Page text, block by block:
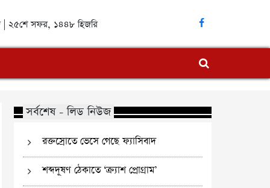
| ২৫শে সফর, ১৪৪৮ হিজরি
সর্বশেষ - লিড নিউজ
রক্তস্রোতে ভেসে গেছে ফ্যাসিবাদ
শব্দদূষণ ঠেকাতে ‘ক্র্যাশ প্রোগ্রাম’